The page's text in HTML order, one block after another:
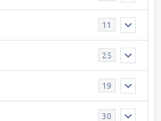
11
25
19
30